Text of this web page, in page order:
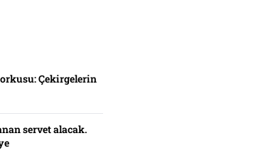
Çekirgelerin
servet alacak.